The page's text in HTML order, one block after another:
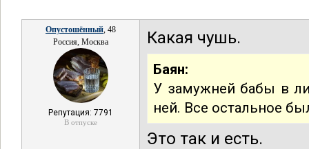
Опустошённый, 48
Россия, Москва
Репутация: 7791
В отпуске
Какая чушь.
Баян:
У замужней бабы в
ней. Все остальное
Это так и есть.